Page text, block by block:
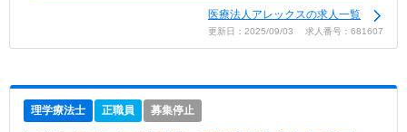
医療法人アレックスの求人一覧
更新日：2025/09/03 求人番号：681607
理学療法士 正職員 募集停止